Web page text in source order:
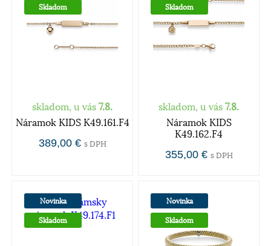
Skladom
skladom, u vás 7.8.
Náramok KIDS K49.161.F4
389,00 € s DPH
Skladom
skladom, u vás 7.8.
Náramok KIDS
K49.162.F4
355,00 € s DPH
Novinka
Skladom
Novinka
Skladom